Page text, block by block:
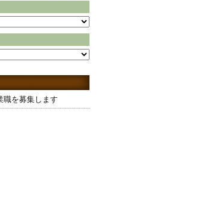
職を募集します